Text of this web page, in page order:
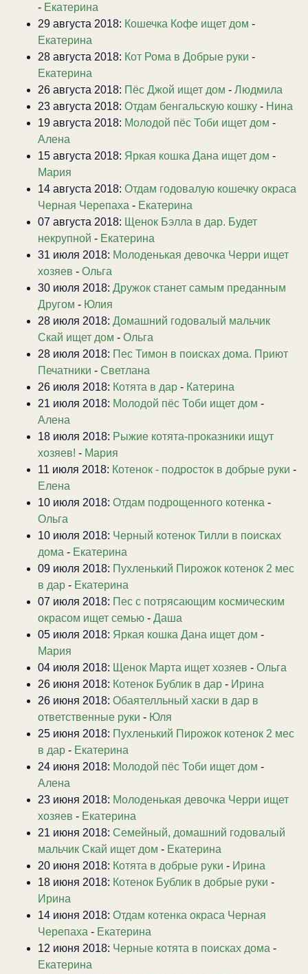
- Екатерина
29 августа 2018: Кошечка Кофе ищет дом -
Екатерина
28 августа 2018: Кот Рома в Добрые руки -
Екатерина
26 августа 2018: Пёс Джой ищет дом - Людмила
23 августа 2018: Отдам бенгальскую кошку - Нина
19 августа 2018: Молодой пёс Тоби ищет дом -
Алена
15 августа 2018: Яркая кошка Дана ищет дом -
Мария
14 августа 2018: Отдам годовалую кошечку окраса
Черная Черепаха - Екатерина
07 августа 2018: Щенок Бэлла в дар. Будет
некрупной - Екатерина
31 июля 2018: Молоденькая девочка Черри ищет
хозяев - Ольга
30 июля 2018: Дружок станет самым преданным
Другом - Юлия
28 июля 2018: Домашний годовалый мальчик
Скай ищет дом - Ольга
28 июля 2018: Пес Тимон в поисках дома. Приют
Печатники - Светлана
26 июля 2018: Котята в дар - Катерина
21 июля 2018: Молодой пёс Тоби ищет дом -
Алена
18 июля 2018: Рыжие котята-проказники ищут
хозяев! - Мария
11 июля 2018: Котенок - подросток в добрые руки -
Елена
10 июля 2018: Отдам подрощенного котенка -
Ольга
10 июля 2018: Черный котенок Тилли в поисках
дома - Екатерина
09 июля 2018: Пухленький Пирожок котенок 2 мес
в дар - Екатерина
07 июля 2018: Пес с потрясающим космическим
окрасом ищет семью - Даша
05 июля 2018: Яркая кошка Дана ищет дом -
Мария
04 июля 2018: Щенок Марта ищет хозяев - Ольга
26 июня 2018: Котенок Бублик в дар - Ирина
26 июня 2018: Обаятелльный хаски в дар в
ответственные руки - Юля
25 июня 2018: Пухленький Пирожок котенок 2 мес
в дар - Екатерина
24 июня 2018: Молодой пёс Тоби ищет дом -
Алена
23 июня 2018: Молоденькая девочка Черри ищет
хозяев - Екатерина
21 июня 2018: Семейный, домашний годовалый
мальчик Скай ищет дом - Екатерина
20 июня 2018: Котята в добрые руки - Ирина
18 июня 2018: Котенок Бублик в добрые руки -
Ирина
14 июня 2018: Отдам котенка окраса Черная
Черепаха - Екатерина
12 июня 2018: Черные котята в поисках дома -
Екатерина